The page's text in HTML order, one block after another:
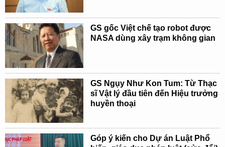
GS gốc Việt chế tạo robot được
NASA dùng xây trạm không gian
GS Ngụy Như Kon Tum: Từ Thạc
sĩ Vật lý đầu tiên đến Hiệu trưởng
huyền thoại
Góp ý kiến cho Dự án Luật Phổ